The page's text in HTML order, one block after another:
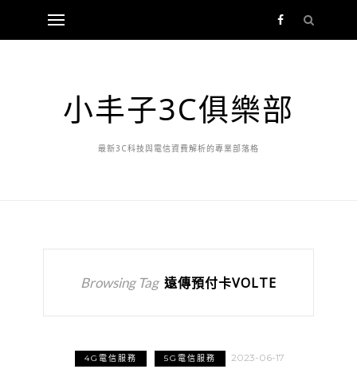
小丰子3C俱樂部
最新3C科技與電信資費解析的專業部落格
Browsing Tag 遠傳預付卡VOLTE
4G電信服務 5G電信服務 2023-06-17